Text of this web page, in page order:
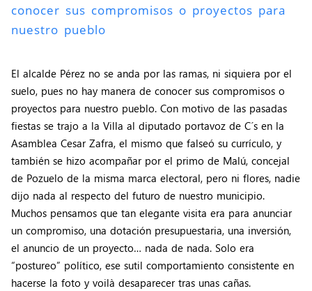
conocer sus compromisos o proyectos para
nuestro pueblo
El alcalde Pérez no se anda por las ramas, ni siquiera por el
suelo, pues no hay manera de conocer sus compromisos o
proyectos para nuestro pueblo. Con motivo de las pasadas
fiestas se trajo a la Villa al diputado portavoz de C´s en la
Asamblea Cesar Zafra, el mismo que falseó su currículo, y
también se hizo acompañar por el primo de Malú, concejal
de Pozuelo de la misma marca electoral, pero ni flores, nadie
dijo nada al respecto del futuro de nuestro municipio.
Muchos pensamos que tan elegante visita era para anunciar
un compromiso, una dotación presupuestaria, una inversión,
el anuncio de un proyecto… nada de nada. Solo era
“postureo” político, ese sutil comportamiento consistente en
hacerse la foto y voilà desaparecer tras unas cañas.